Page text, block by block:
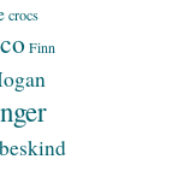
crocs
Finn